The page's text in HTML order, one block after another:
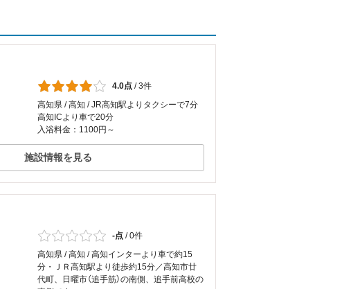
4.0点 /3件
高知県 / 高知 / JR高知駅よりタクシーで7分
高知ICより車で20分
入浴料金：1100円～
施設情報を見る
-点 /0件
高知県 / 高知 / 高知インターより車で約15
分・ＪＲ高知駅より徒歩約15分／高知市廿
代町、日曜市（追手筋）の南側、追手前高校の